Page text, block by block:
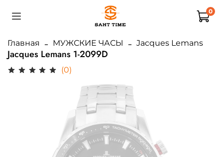
0
Главная МУЖСКИЕ ЧАСЫ Jacques Lemans
Jacques Lemans 1-2099D
(0)